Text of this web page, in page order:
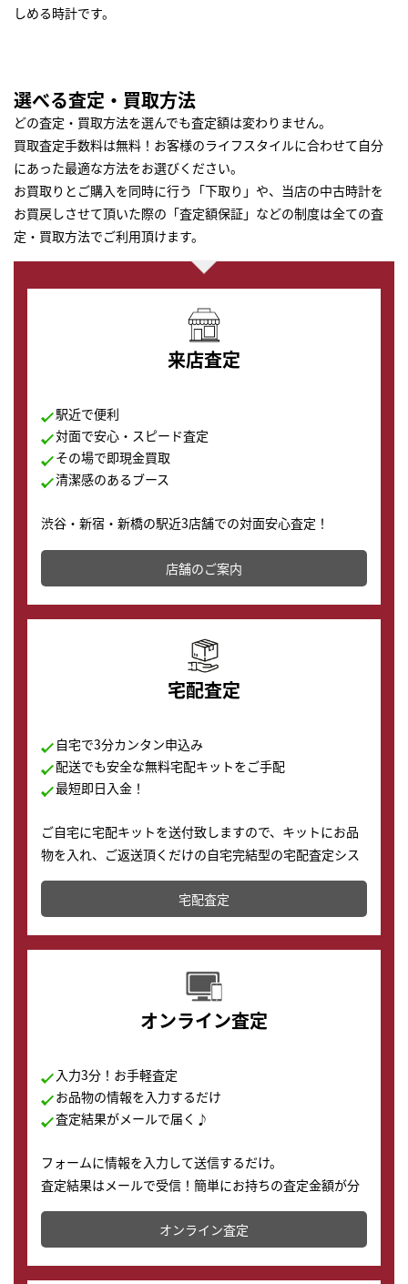
しめる時計です。
選べる査定・買取方法
どの査定・買取方法を選んでも査定額は変わりません。
買取査定手数料は無料！お客様のライフスタイルに合わせて自分
にあった最適な方法をお選びください。
お買取りとご購入を同時に行う「下取り」や、当店の中古時計を
お買戻しさせて頂いた際の「査定額保証」などの制度は全ての査
定・買取方法でご利用頂けます。
来店査定
駅近で便利
対面で安心・スピード査定
その場で即現金買取
清潔感のあるブース
渋谷・新宿・新橋の駅近3店舗での対面安心査定！
その場で現金買取致します。渋谷本店では、時計販売の
店舗を併設しており、下取りに出してお得に新しい時計
の購入もできます♪
店舗のご案内
宅配査定
自宅で3分カンタン申込み
配送でも安全な無料宅配キットをご手配
最短即日入金！
ご自宅に宅配キットを送付致しますので、キットにお品
物を入れ、ご返送頂くだけの自宅完結型の宅配査定シス
テムです。
配送でも簡単&安全に査定・買取に出すことが可能で
す。
宅配査定
オンライン査定
入力3分！お手軽査定
お品物の情報を入力するだけ
査定結果がメールで届く♪
フォームに情報を入力して送信するだけ。
査定結果はメールで受信！簡単にお持ちの査定金額が分
かります。
オンライン査定